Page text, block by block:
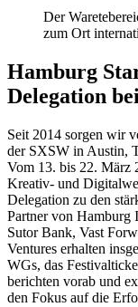
Der
zum Ort
Hamburg
Delegation
Seit 2014 sorgen wir
der SXSW in Austin,
Vom 13. bis 22. März
Kreativ- und
Delegation zu den
Partner von Hamburg
Sutor Bank, Vast
Ventures erhalten
WGs, das
berichten vorab und
den Fokus auf die